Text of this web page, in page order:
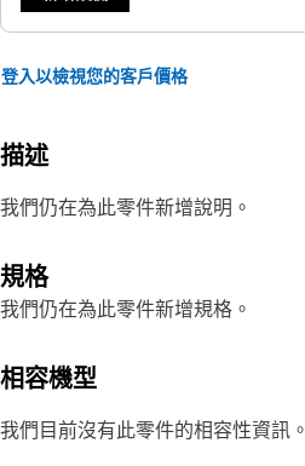
登入以檢視您的客戶價格
描述
我們仍在為此零件新增說明。
規格
我們仍在為此零件新增規格。
相容機型
我們目前沒有此零件的相容性資訊。